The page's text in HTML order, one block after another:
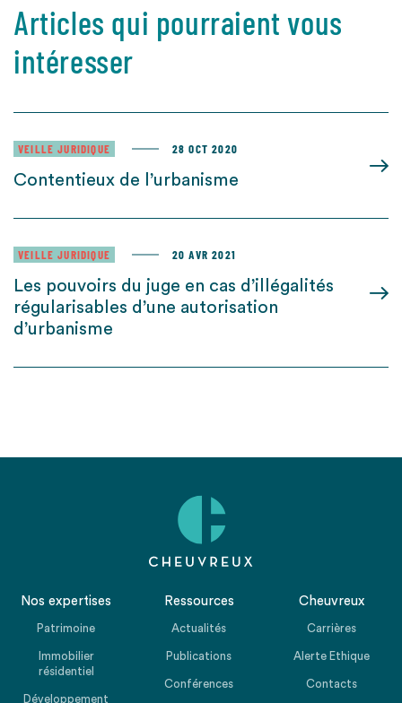
Articles qui pourraient vous
intéresser
VEILLE JURIDIQUE 28 OCT 2020
Contentieux de l’urbanisme
VEILLE JURIDIQUE 20 AVR 2021
Les pouvoirs du juge en cas d’illégalités
régularisables d’une autorisation
d’urbanisme
Nos expertises
Patrimoine
Immobilier
résidentiel
Développement
Ressources
Actualités
Publications
Conférences
Cheuvreux
Carrières
Alerte Ethique
Contacts